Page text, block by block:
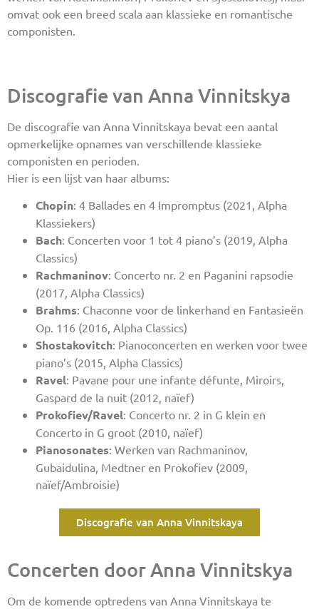
omvat ook een breed scala aan klassieke en romantische
componisten.
Discografie van Anna Vinnitskya
De discografie van Anna Vinnitskaya bevat een aantal
opmerkelijke opnames van verschillende klassieke
componisten en perioden.
Hier is een lijst van haar albums:
Chopin: 4 Ballades en 4 Impromptus (2021, Alpha
Klassiekers)
Bach: Concerten voor 1 tot 4 piano’s (2019, Alpha
Classics)
Rachmaninov: Concerto nr. 2 en Paganini rapsodie
(2017, Alpha Classics)
Brahms: Chaconne voor de linkerhand en Fantasieën
Op. 116 (2016, Alpha Classics)
Shostakovitch: Pianoconcerten en werken voor twee
piano’s (2015, Alpha Classics)
Ravel: Pavane pour une infante défunte, Miroirs,
Gaspard de la nuit (2012, naïef)
Prokofiev/Ravel: Concerto nr. 2 in G klein en
Concerto in G groot (2010, naïef)
Pianosonates: Werken van Rachmaninov,
Gubaidulina, Medtner en Prokofiev (2009,
naïef/Ambroisie)
Discografie van Anna Vinnitskaya
Concerten door Anna Vinnitskya
Om de komende optredens van Anna Vinnitskaya te